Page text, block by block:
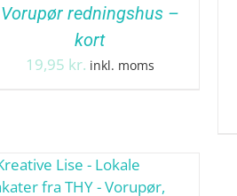
Vorupør redningshus –
kort
19,95 kr. inkl. moms